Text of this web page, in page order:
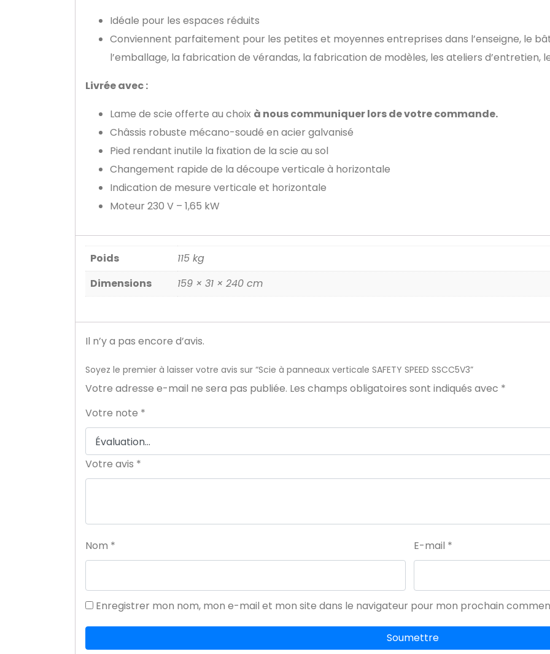
Idéale pour les espaces réduits
Conviennent parfaitement pour les petites et moyennes entreprises dans l’enseigne, le
l’emballage, la fabrication de vérandas, la fabrication de modèles, les ateliers d’entretien,
Livrée avec :
Lame de scie offerte au choix à nous communiquer lors de votre commande.
Châssis robuste mécano-soudé en acier galvanisé
Pied rendant inutile la fixation de la scie au sol
Changement rapide de la découpe verticale à horizontale
Indication de mesure verticale et horizontale
Moteur 230 V – 1,65 kW
Poids
115 kg
Dimensions
159 × 31 × 240 cm
Il n’y a pas encore d’avis.
Soyez le premier à laisser votre avis sur “Scie à panneaux verticale SAFETY SPEED SSCC5V3”
Votre adresse e-mail ne sera pas publiée. Les champs obligatoires sont indiqués avec *
Votre note *
Votre avis *
Nom * E-mail *
Enregistrer mon nom, mon e-mail et mon site dans le navigateur pour mon prochain